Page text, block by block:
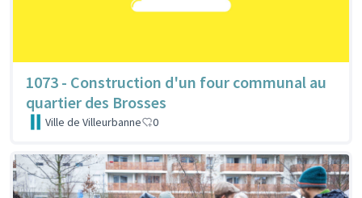
1073 - Construction d'un four communal au
quartier des Brosses
Ville de Villeurbanne 0